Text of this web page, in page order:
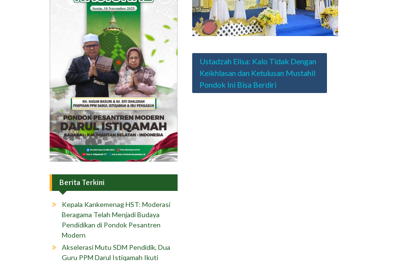
Navigasi
pos
Ustadzah Elisa: Kalo Tidak Dengan
Keikhlasan dan Ketulusan Mustahil
Pondok Ini Bisa Berdiri
Berita Terkini
Kepala Kankemenag HST: Moderasi
Beragama Telah Menjadi Budaya
Pendidikan di Pondok Pesantren
Modern
Akselerasi Mutu SDM Pendidik, Dua
Guru PPM Darul Istiqamah Ikuti